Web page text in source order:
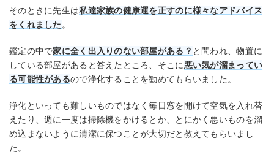
そのときに先生は私達家族の健康運を正すのに様々なアドバイス
をくれました。
鑑定の中で家に全く出入りのない部屋がある？ と問われ、物置に
している部屋があると答えたところ、そこに 悪い気が溜まってい
る可能性があるので浄化することを勧めてもらいました。
浄化といっても難しいものではなく毎日窓を開けて空気を入れ替
えたり、週に一度は掃除機をかけるとか、とにかく悪いものを溜
め込まないように清潔に保つことが大切だと教えてもらいまし
た。